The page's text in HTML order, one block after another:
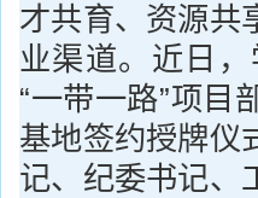
才共育、资源共
业渠道。近日
“一带一路”项目
基地签约授牌仪
记、纪委书记、